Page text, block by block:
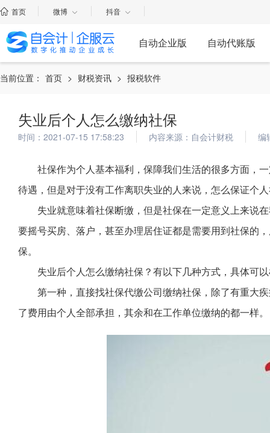
首页 微博 抖音
自动企业版 自动代账版
当前位置： 首页 > 财税资讯 > 报税软件
失业后个人怎么缴纳社保
时间：2021-07-15 17:58:23 内容来源：自会计财税 编
社保作为个人基本福利，保障我们生活的很多方面，
待遇，但是对于没有工作离职失业的人来说，怎么保证个
失业就意味着社保断缴，但是社保在一定意义上来说
要摇号买房、落户，甚至办理居住证都是需要用到社保的
保。
失业后个人怎么缴纳社保？有以下几种方式，具体可
第一种，直接找社保代缴公司缴纳社保，除了有重大
了费用由个人全部承担，其余和在工作单位缴纳的都一样。